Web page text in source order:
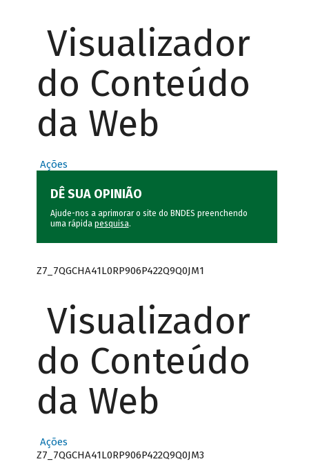
Visualizador
do Conteúdo
da Web
Ações
DÊ SUA OPINIÃO
Ajude-nos a aprimorar o site do BNDES preenchendo
uma rápida pesquisa.
Z7_7QGCHA41L0RP906P422Q9Q0JM1
Visualizador
do Conteúdo
da Web
Ações
Z7_7QGCHA41L0RP906P422Q9Q0JM3